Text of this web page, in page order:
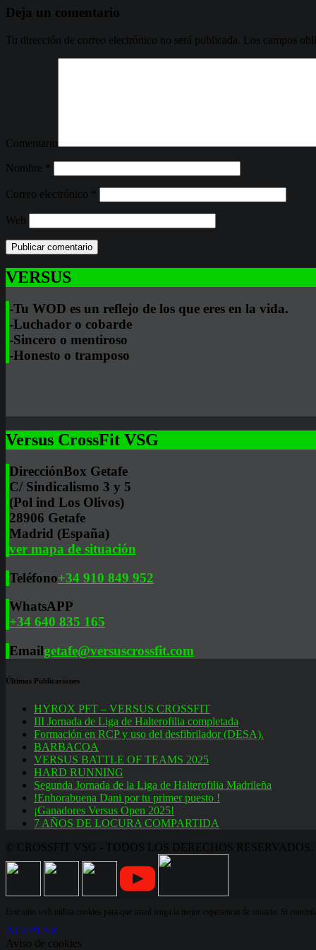
Deja un comentario
Tu dirección de correo electrónico no será publicada. Los campos
Comentario
Nombre
Correo electrónico
Web
VERSUS
-Tu WOD es un reflejo de los que eres en la vida.
-Luchador o cobarde
-Sincero o mentiroso
-Honesto o tramposo
Versus CrossFit VSG
DirecciónBox Getafe
C/ Sindicalismo 3 y 5
(Pol ind Los Olivos)
28906 Getafe
Madrid (España)
ver mapa de situación
Teléfono+34 910 849 952
WhatsAPP
+34 640 835 165
Emailgetafe@versuscrossfit.com
Últimas Publicaciones
HYROX PFT – VERSUS CROSSFIT
III Jornada de Liga de Halterofilia completada
Formación en RCP y uso del desfibrilador (DESA).
BARBACOA
VERSUS BATTLE OF TEAMS 2025
HARD RUNNING
Segunda Jornada de la Liga de Halterofilia Madrileña
!Enhorabuena Dani por tu primer puesto !
¡Ganadores Versus Open 2025!
7 AÑOS DE LOCURA COMPARTIDA
Este sitio web utiliza cookies para que usted tenga la mejor experiencia de usuario. Si
ACEPTAR
Aviso de cookies